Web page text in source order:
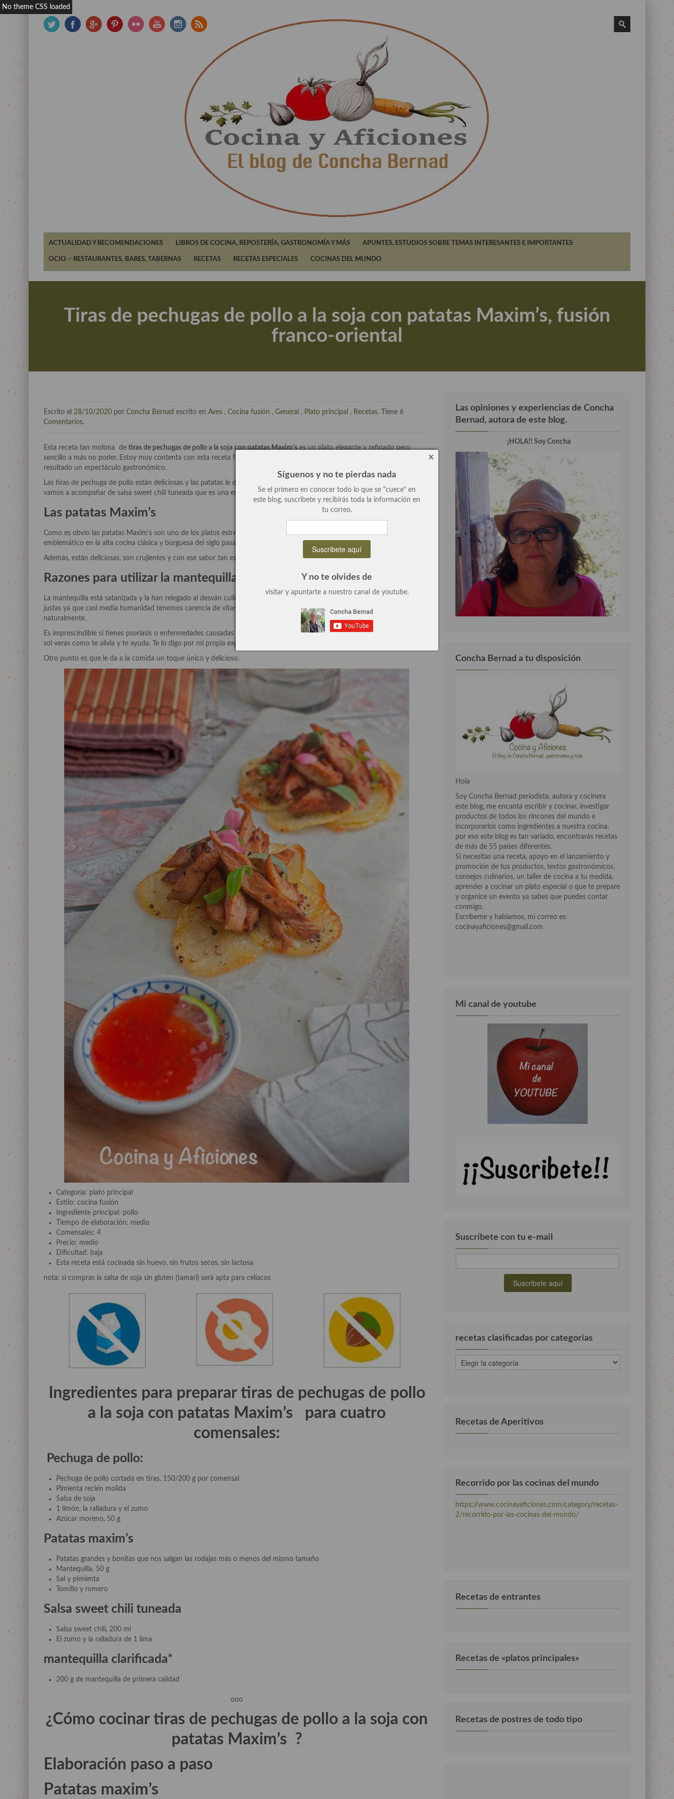
ACTUALIDAD Y RECOMENDACIONES LIBROS DE COCINA, REPOSTERÍA, GASTRONOMÍA Y MÁS APUNTES, ESTUDIOS SOBRE TEMAS INTERESANTES E IMPORTANTES
OCIO – RESTAURANTES, BARES, TABERNAS RECETAS RECETAS ESPECIALES COCINAS DEL MUNDO
Tiras de pechugas de pollo a la soja con patatas Maxim’s, fusión
franco-oriental
Escrito el 28/10/2020 por Concha Bernad escrito en Aves , Cocina fusión , General , Plato principal , Recetas. Tiene 6
Comentarios.
Esta receta tan molona de tiras de pechugas de pollo a la soja con patatas Maxim’ses un plato elegante y refinado pero
sencillo a más no poder. Estoy muy contenta con esta receta fusión, un toque oriental con la finura de la cocina francesa. El
resultado un espectáculo gastronómico.
Las tiras de pechuga de pollo están deliciosas y las patatas le dan al plato un toque genial para poner el punto canalla las
vamos a acompañar de salsa sweet chili tuneada que es una explosión de sabor que le va de maravilla al plato.
Las patatas Maxim’s
Como es obvio las patatas Maxim’s son uno de los platos estrella del famoso restaurante parisino, es un acompañamiento
emblemático en la alta cocina clásica y burguesa del siglo pasado, queda muy bonito cuando lo emplatamos.
Además, están deliciosas, son crujientes y con ese sabor tan especial que le da la mantequilla a la comida.
Razones para utilizar la mantequilla:
La mantequilla está satanizada y la han relegado al desván culinario, pero comer mantequilla es necesario en las cantidades
justas ya que casi media humanidad tenemos carencia de vitamina D y es uno de los pocos alimentos que nos la aportan
naturalmente.
Es imprescindible si tienes psoriasis o enfermedades causadas por la falta de esta vitamina, 20/30 gramos al día y un poco de
sol veras como te alivia y te ayuda. Te lo digo por mi propia experiencia.
Otro punto es que le da a la comida un toque único y delicioso.
Categoría: plato principal
Estilo: cocina fusión
Ingrediente principal: pollo
Tiempo de elaboración: medio
Comensales: 4
Precio: medio
Dificultad: baja
Esta receta está cocinada sin huevo, sin frutos secos, sin lactosa
nota: si compras la salsa de soja sin gluten (tamari) será apta para celíacos
Ingredientes para preparar tiras de pechugas de pollo
a la soja con patatas Maxim’s para cuatro
comensales:
Pechuga de pollo:
Pechuga de pollo cortada en tiras, 150/200 g por comensal
Pimienta recién molida
Salsa de soja
1 limón, la ralladura y el zumo
Azúcar moreno, 50 g
Patatas maxim’s
Patatas grandes y bonitas que nos salgan las rodajas más o menos del mismo tamaño
Mantequilla, 50 g
Sal y pimienta
Tomillo y romero
Salsa sweet chili tuneada
Salsa sweet chili, 200 ml
El zumo y la ralladura de 1 lima
mantequilla clarificada*
200 g de mantequilla de primera calidad
ooo
¿Cómo cocinar tiras de pechugas de pollo a la soja con
patatas Maxim’s ?
Elaboración paso a paso
Patatas maxim’s
Las opiniones y experiencias de Concha
Bernad, autora de este blog.
¡HOLA!! Soy Concha
Concha Bernad a tu disposición
Hola
Soy Concha Bernad periodista, autora y cocinera
este blog, me encanta escribir y cocinar, investigar
productos de todos los rincones del mundo e
incorporarlos como ingredientes a nuestra cocina,
por eso este blog es tan variado, encontrarás recetas
de más de 55 países diferentes.
Si necesitas una receta, apoyo en el lanzamiento y
promoción de tus productos, textos gastronómicos,
consejos culinarios, un taller de cocina a tu medida,
aprender a cocinar un plato especial o que te prepare
y organice un evento ya sabes que puedes contar
conmigo.
Escríbeme y hablamos, mi correo es:
cocinayaficiones@gmail.com
Mi canal de youtube
Suscríbete con tu e-mail
recetas clasificadas por categorias
recetas
clasificadas
Recetas de Aperitivos
Recorrido por las cocinas del mundo
https://www.cocinayaficiones.com/category/recetas-
2/recorrido-por-las-cocinas-del-mundo/
Recetas de entrantes
Recetas de «platos principales»
Recetas de postres de todo tipo
x
Síguenos y no te pierdas nada
Se el primero en conocer todo lo que se "cuece" en
este blog, suscribete y recibirás toda la información en
tu correo.
Y no te olvides de
visitar y apuntarte a nuestro canal de youtube.
No theme CSS loaded